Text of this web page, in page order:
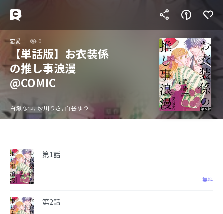
恋愛 0
【単話版】お衣装係
の推し事浪漫
@COMIC
百瀬なつ, 沙川りさ, 白谷ゆう
第1話
無料
第2話